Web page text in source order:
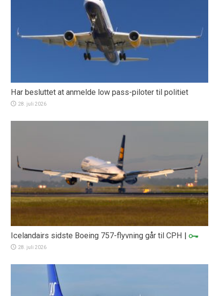
Har besluttet at anmelde low pass-piloter til politiet
28. juli 2026
Icelandairs sidste Boeing 757-flyvning går til CPH |
28. juli 2026